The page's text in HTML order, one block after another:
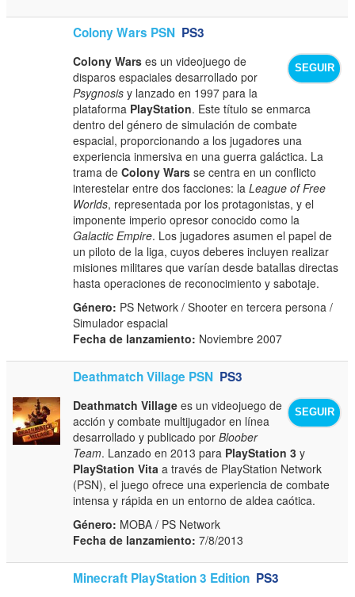
Colony Wars PSN PS3
SEGUIR
Colony Wars es un videojuego de
disparos espaciales desarrollado por
Psygnosis y lanzado en 1997 para la
plataforma PlayStation. Este título se enmarca
dentro del género de simulación de combate
espacial, proporcionando a los jugadores una
experiencia inmersiva en una guerra galáctica. La
trama deColony Wars se centra en un conflicto
interestelar entre dos facciones: laLeague of Free
Worlds, representada por los protagonistas, y el
imponente imperio opresor conocido como la
Galactic Empire. Los jugadores asumen el papel de
un piloto de la liga, cuyos deberes incluyen realizar
misiones militares que varían desde batallas directas
hasta operaciones de reconocimiento y sabotaje.
Género: PS Network / Shooter en tercera persona /
Simulador espacial
Fecha de lanzamiento: Noviembre 2007
Deathmatch Village PSN PS3
SEGUIR
Deathmatch Village es un videojuego de
acción y combate multijugador en línea
desarrollado y publicado porBloober
Team. Lanzado en 2013 para PlayStation 3 y
PlayStation Vita a través de PlayStation Network
(PSN), el juego ofrece una experiencia de combate
intensa y rápida en un entorno de aldea caótica.
Género: MOBA / PS Network
Fecha de lanzamiento: 7/8/2013
Minecraft PlayStation 3 Edition PS3